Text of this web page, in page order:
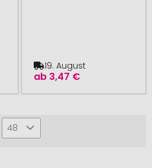
ab 3,47 €
19. August
48